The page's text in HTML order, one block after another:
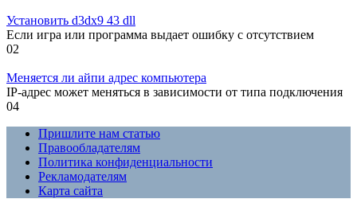
Установить d3dx9 43 dll
Если игра или программа выдает ошибку с отсутствием
02
Меняется ли айпи адрес компьютера
IP-адрес может меняться в зависимости от типа подключения
04
Пришлите нам статью
Правообладателям
Политика конфиденциальности
Рекламодателям
Карта сайта